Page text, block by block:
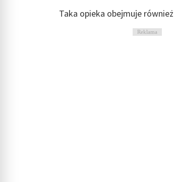
Taka opieka obejmuje
Reklama